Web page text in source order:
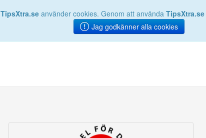
TipsXtra.se använder cookies. Genom att användaTipsXtra.se
Jag godkänner alla cookies